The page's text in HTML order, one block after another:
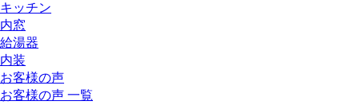
キッチン
内窓
給湯器
内装
お客様の声
お客様の声 一覧